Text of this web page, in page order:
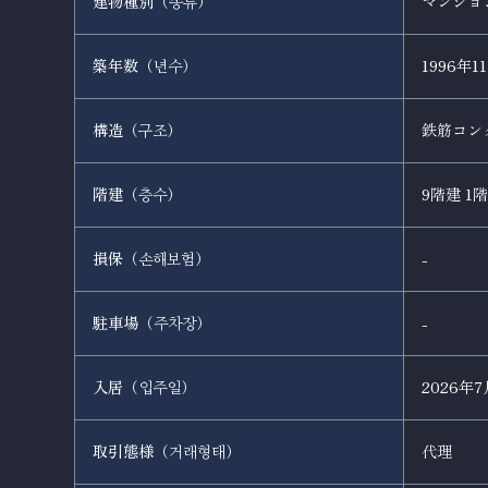
종류
築年数（ 년수） 1996年
構造（구조） 鉄筋コン
階建（층수） 9階建 1階
損保（손해보험 ） -
駐車場（주차장） -
入居（ 입주일） 2026年7
取引態様（거래형태 ） 代理